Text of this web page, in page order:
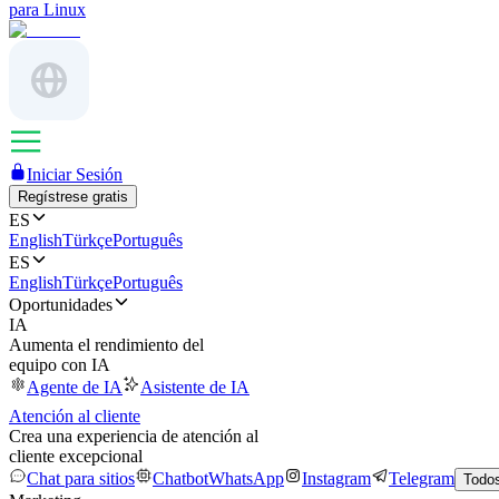
para Linux
Iniciar Sesión
Regístrese gratis
ES
EnglishTürkçePortuguês
ES
EnglishTürkçePortuguês
Oportunidades
IA
Aumenta el rendimiento del
equipo con IA
Agente de IA
Asistente de IA
Atención al cliente
Crea una experiencia de atención al
cliente excepcional
Chat para sitios
ChatbotWhatsApp Instagram Telegram